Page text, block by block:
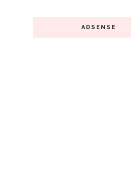
ADSENSE